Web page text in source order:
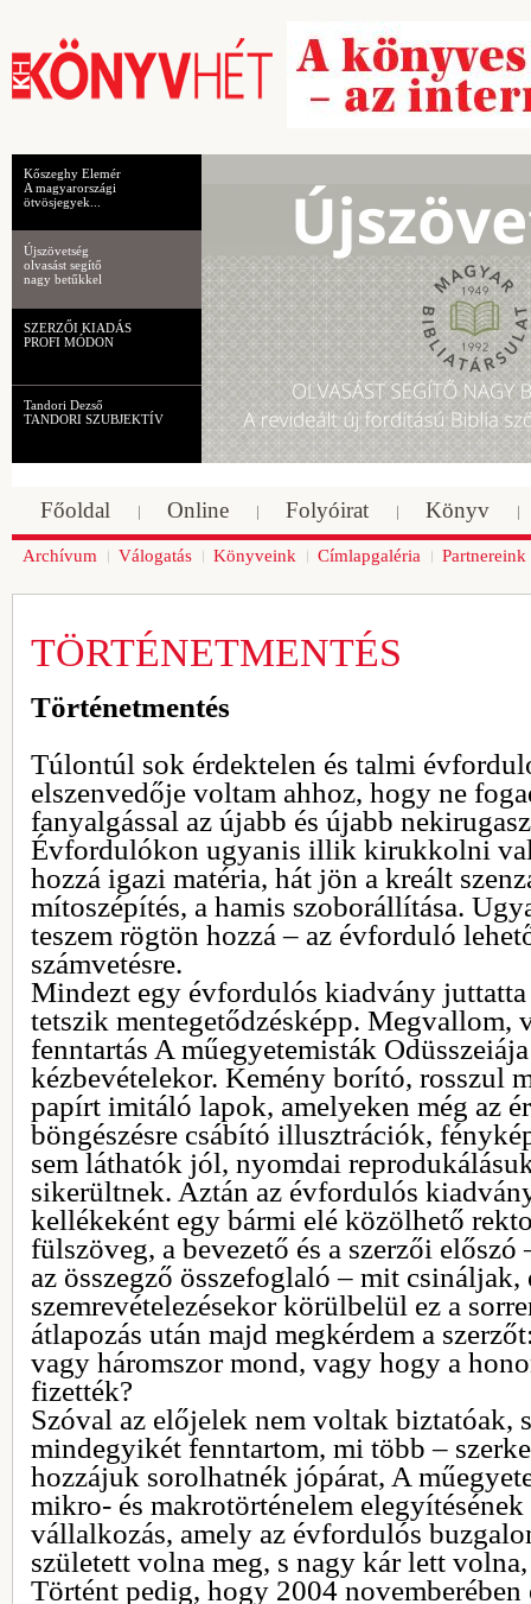
Kőszeghy Elemér
A magyarországi
ötvösjegyek...
Újszövetség
olvasást segítő
nagy betűkkel
SZERZŐI KIADÁS
PROFI MÓDON
Tandori Dezső
TANDORI SZUBJEKTÍV
Főoldal Online Folyóirat Könyv
Archívum Válogatás Könyveink Címlapgaléria Partnereink
TÖRTÉNETMENTÉS
Történetmentés
Túlontúl sok érdektelen és talmi
elszenvedője voltam ahhoz, hogy ne
fanyalgással az újabb és újabb
Évfordulókon ugyanis illik kirukkolni
hozzá igazi matéria, hát jön a kreált
mítoszépítés, a hamis szoborállítása.
teszem rögtön hozzá – az évforduló
számvetésre.
Mindezt egy évfordulós kiadvány juttatta
tetszik mentegetődzésképp. Megvallom,
fenntartás A műegyetemisták
kézbevételekor. Kemény borító, rosszul
papírt imitáló lapok, amelyeken még az
böngészésre csábító illusztrációk,
sem láthatók jól, nyomdai
sikerültnek. Aztán az évfordulós
kellékeként egy bármi elé közölhető
fülszöveg, a bevezető és a szerzői
az összegző összefoglaló – mit
szemrevételezésekor körülbelül ez a
átlapozás után majd megkérdem a
vagy háromszor mond, vagy hogy a
fizették?
Szóval az előjelek nem voltak biztatóak,
mindegyikét fenntartom, mi több –
hozzájuk sorolhatnék jópárat, A
mikro- és makrotörténelem
vállalkozás, amely az évfordulós
született volna meg, s nagy kár lett
Történt pedig, hogy 2004 novemberében